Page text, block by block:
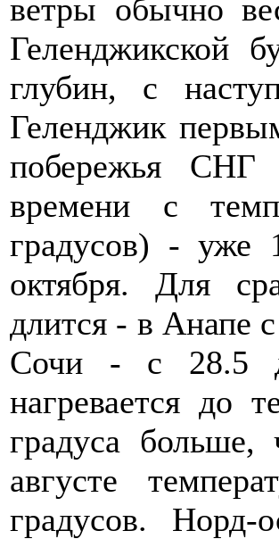
ветры обычно
Геленджикской
глубин, с
Геленджик
побережья СНГ
времени с
градусов) - уже
октября. Для
длится - в Анапе
Сочи - с 28.5
нагревается до
градуса
августе
градусов.